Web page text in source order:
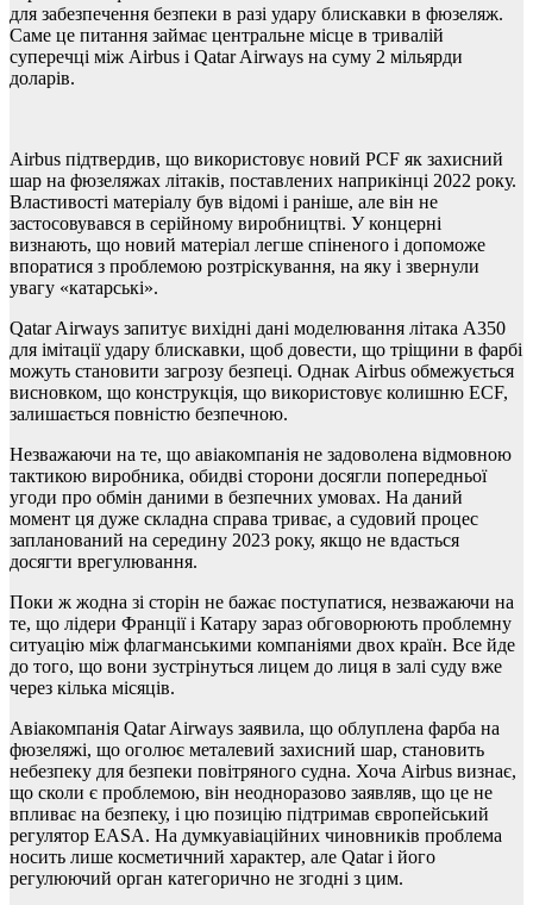
для забезпечення безпеки в разі удару блискавки в фюзеляж.
Саме це питання займає центральне місце в тривалій
суперечці між Airbus і Qatar Airways на суму 2 мільярди
доларів.
Airbus підтвердив, що використовує новий PCF як захисний
шар на фюзеляжах літаків, поставлених наприкінці 2022 року.
Властивості матеріалу був відомі і раніше, але він не
застосовувався в серійному виробництві. У концерні
визнають, що новий матеріал легше спіненого і допоможе
впоратися з проблемою розтріскування, на яку і звернули
увагу «катарські».
Qatar Airways запитує вихідні дані моделювання літака A350
для імітації удару блискавки, щоб довести, що тріщини в фарбі
можуть становити загрозу безпеці. Однак Airbus обмежується
висновком, що конструкція, що використовує колишню ECF,
залишається повністю безпечною.
Незважаючи на те, що авіакомпанія не задоволена відмовною
тактикою виробника, обидві сторони досягли попередньої
угоди про обмін даними в безпечних умовах. На даний
момент ця дуже складна справа триває, а судовий процес
запланований на середину 2023 року, якщо не вдасться
досягти врегулювання.
Поки ж жодна зі сторін не бажає поступатися, незважаючи на
те, що лідери Франції і Катару зараз обговорюють проблемну
ситуацію між флагманськими компаніями двох країн. Все йде
до того, що вони зустрінуться лицем до лиця в залі суду вже
через кілька місяців.
Авіакомпанія Qatar Airways заявила, що облуплена фарба на
фюзеляжі, що оголює металевий захисний шар, становить
небезпеку для безпеки повітряного судна. Хоча Airbus визнає,
що сколи є проблемою, він неодноразово заявляв, що це не
впливає на безпеку, і цю позицію підтримав європейський
регулятор EASA. На думкуавіаційних чиновників проблема
носить лише косметичний характер, але Qatar і його
регулюючий орган категорично не згодні з цим.